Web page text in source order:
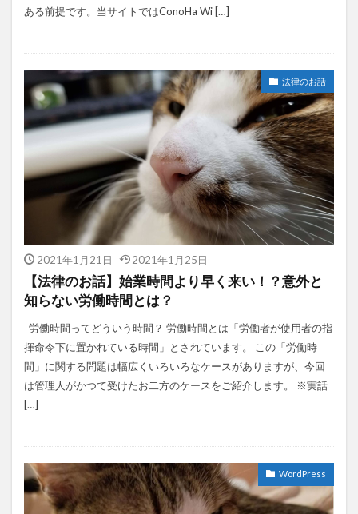
ある前提です。当サイトではConoHa Wi […]
法律のお話
2021年1月21日 2021年1月25日
【法律のお話】始業時間より早く来い！？意外と
知らない労働時間とは？
労働時間ってどういう時間？ 労働時間とは「労働者が使用者の指
揮命令下に置かれている時間」とされています。 この「労働時
間」に関する問題は幅広くいろいろなケースがありますが、今回
は管理人がかつて受けたお二方のケースをご紹介します。 ※実話
[…]
WordPress